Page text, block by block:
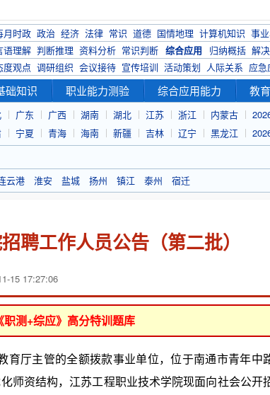
月时政 政治 经济 法律 常识 道德 国情地理 计算机知识 事
语理解 判断推理 资料分析 常识判断 综合应用 归纳概括 解
度观点 调研组织 会议接待 宣传培训 活动策划 人际关系 应急
础知识 职业能力测验 综合应用能力 教
广东 广西 湖南 湖北 江苏 浙江 内蒙古
宁夏 青海 海南 新疆 吉林 辽宁 黑龙江
云港 淮安 盐城 扬州 镇江 泰州 宿迁
聘工作人员公告（第二批）
15 17:27:06
测+综应》高分特训题库
厅主管的全额拨款事业单位，位于南通市青年中
师资结构，江苏工程职业技术学院现面向社会公开